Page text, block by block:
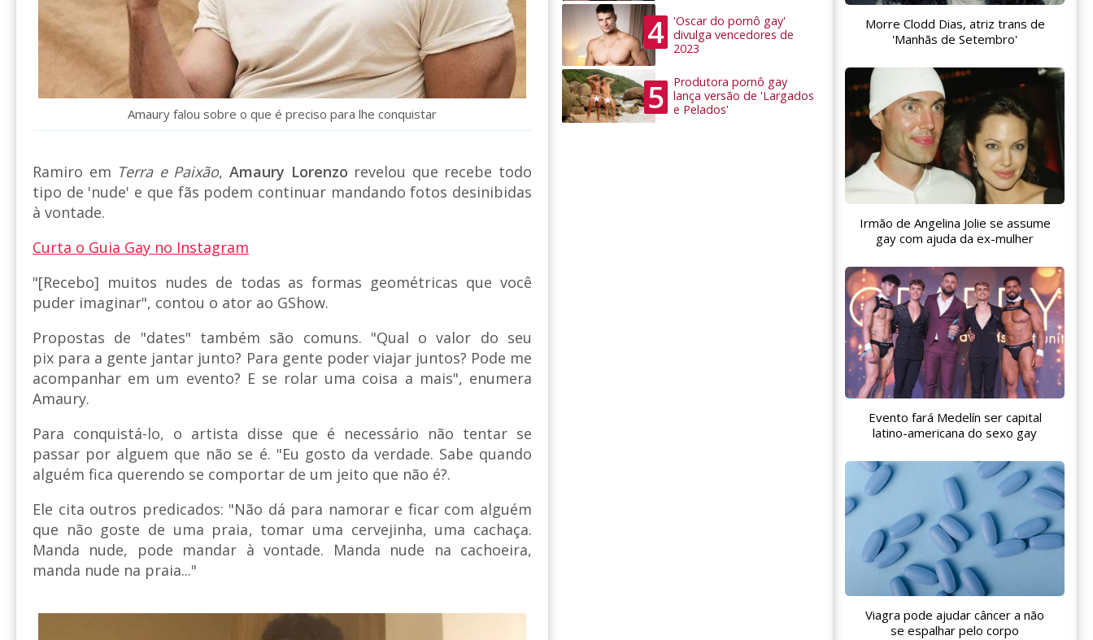
Amaury falou sobre o que é preciso para lhe conquistar
Ramiro em Terra e Paixão,Amaury Lorenzo revelou que recebe todo
tipo de 'nude' e que fãs podem continuar mandando fotos desinibidas
à vontade.
Curta o Guia Gay no Instagram
"[Recebo] muitos nudes de todas as formas geométricas que você
puder imaginar", contou o ator ao GShow.
Propostas de "dates" também são comuns. "Qual o valor do seu
pix para a gente jantar junto? Para gente poder viajar juntos? Pode me
acompanhar em um evento? E se rolar uma coisa a mais", enumera
Amaury.
Para conquistá-lo, o artista disse que é necessário não tentar se
passar por alguem que não se é. "Eu gosto da verdade. Sabe quando
alguém fica querendo se comportar de um jeito que não é?.
Ele cita outros predicados: "Não dá para namorar e ficar com alguém
que não goste de uma praia, tomar uma cervejinha, uma cachaça.
Manda nude, pode mandar à vontade. Manda nude na cachoeira,
manda nude na praia..."
4
'Oscar do pornô gay'
divulga vencedores de
2023
5
Produtora pornô gay
lança versão de 'Largados
e Pelados'
Morre Clodd Dias, atriz trans de
'Manhãs de Setembro'
Irmão de Angelina Jolie se assume
gay com ajuda da ex-mulher
Evento fará Medelín ser capital
latino-americana do sexo gay
Viagra pode ajudar câncer a não
se espalhar pelo corpo